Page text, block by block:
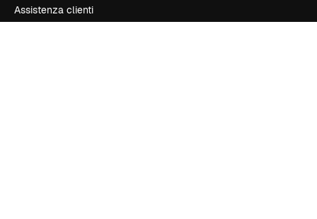
Assistenza clienti